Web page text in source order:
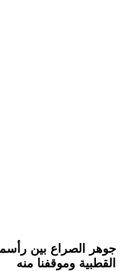
جوهر الصراع بين
القطبية وموقفنا منه